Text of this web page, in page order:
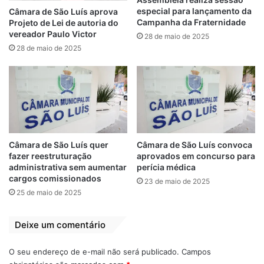
prejudicando a
população de São
Luís
12 de junho de 2022
Em "SÃO LUÍS-MA"
20 de março de 2023
Em "LEGISLATIVO"
Câmara de São Luís
aprova 4 projetos
de lei de autoria de
Fátima Araújo
24 de março de 2023
Em "LEGISLATIVO"
Fátima Araújo Lei Maranhão
Câmara de São Luís aprova
Projeto de Lei de autoria do
vereador Paulo Victor
28 de maio de 2025
especial para lançamento da
Campanha da Fraternidade
28 de maio de 2025
Câmara de São Luís quer
fazer reestruturação
administrativa sem aumentar
cargos comissionados
25 de maio de 2025
Câmara de São Luís convoca
aprovados em concurso para
perícia médica
23 de maio de 2025
Deixe um comentário
O seu endereço de e-mail não será publicado. Campos